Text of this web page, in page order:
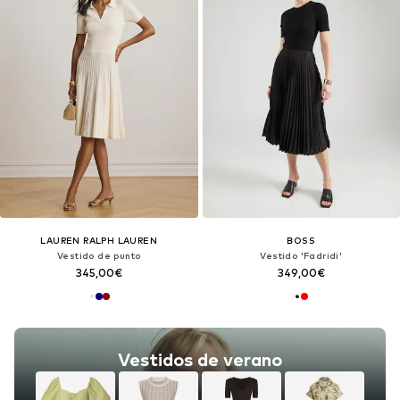
LAUREN RALPH LAUREN
Vestido de punto
345,00€
Vestidos de verano
BOSS
Vestido 'Fadridi'
349,00€